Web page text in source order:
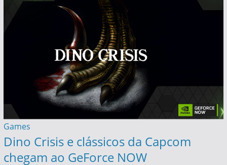
Games
Dino Crisis e clássicos da Capcom
chegam ao GeForce NOW